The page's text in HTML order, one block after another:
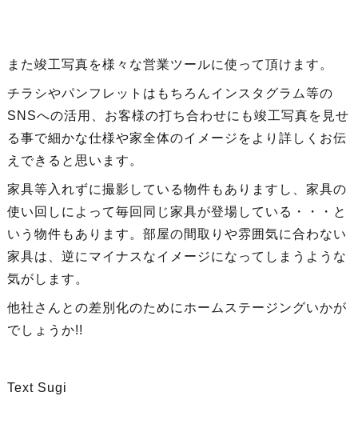
また竣工写真を様々な営業ツールに使って頂けます。
チラシやパンフレットはもちろんインスタグラム等の
SNSへの活用、お客様の打ち合わせにも竣工写真を見せ
る事で細かな仕様や家全体のイメージをより詳しくお伝
えできると思います。
家具等入れずに撮影している物件もありますし、家具の
使い回しによって毎回同じ家具が登場している・・・と
いう物件もあります。部屋の間取りや雰囲気に合わない
家具は、逆にマイナスなイメージになってしまうような
気がします。
他社さんとの差別化のためにホームステージングいかが
でしょうか!!
Text Sugi